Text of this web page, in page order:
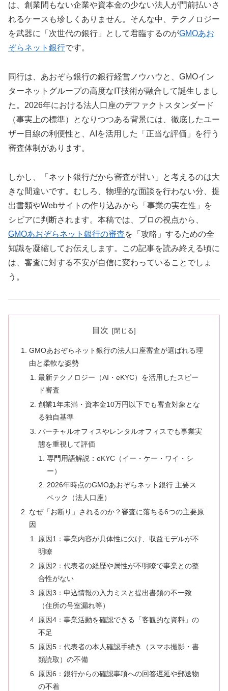
は、創業間もない企業や資本金の少ない法人が門前払いさ
れるケースも珍しくありません。そんな中、テクノロジー
を武器に「次世代の銀行」として君臨するのがGMOあお
ぞらネット銀行です。
同行は、あおぞら銀行の銀行経営ノウハウと、GMOイン
ターネットグループの高度なIT技術が融合して誕生しまし
た。2026年における法人口座のデファクトスタンダード
（事実上の標準）となりつつある背景には、徹底したユー
ザー目線の利便性と、AIを活用した「正当な評価」を行う
審査体制があります。
しかし、「ネット銀行だから審査が甘い」と考えるのは大
きな間違いです。むしろ、物理的な面談を行わない分、提
出書類やWebサイトの作り込みから「事業の実在性」を
シビアに判断されます。本稿では、プロの視点から、
GMOあおぞらネット銀行の審査を「攻略」するための全
知識を凝縮してお伝えします。この記事を読み終える頃に
は、審査に対する不安が自信に変わっていることでしょ
う。
目次
GMOあおぞらネット銀行の法人口座審査が選ばれる理
由と柔軟な姿勢
最新テクノロジー（AI・eKYC）を活用したスピー
ド審査
創業1年未満・資本金10万円以下でも審査対象とな
る独自基準
バーチャルオフィスやレンタルオフィスでも事業実
態を重視して評価
専門用語解説：eKYC（イー・ケー・ワイ・シ
ー）
2026年時点のGMOあおぞらネット銀行 主要ス
ペック（法人口座）
なぜ「お断り」されるのか？審査に落ちる6つの主要原
因
原因1：事業内容が具体性に欠け、収益モデルが不
明瞭
原因2：代表者の経歴や属性が不明瞭で事業との整
合性がない
原因3：申込情報の入力ミスと提出書類の不一致
（住所の号室漏れ等）
原因4：事業活動を確認できる「客観的な資料」の
不足
原因5：代表者の本人確認手続き（スマホ撮影・書
類読取）の不備
原因6：銀行からの確認事項への回答遅延や郵送物
の不着